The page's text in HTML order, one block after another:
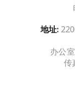
地址:
办公
传